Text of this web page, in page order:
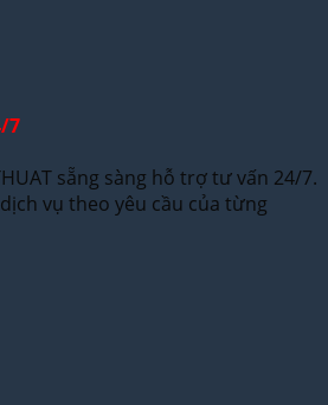
7
sẵng sàng hỗ trợ tư vấn 24/7.
vụ theo yêu cầu của từng